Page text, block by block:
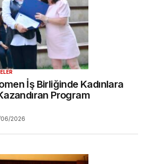
İş Birliğinde Kadınlara
Program
06/2026